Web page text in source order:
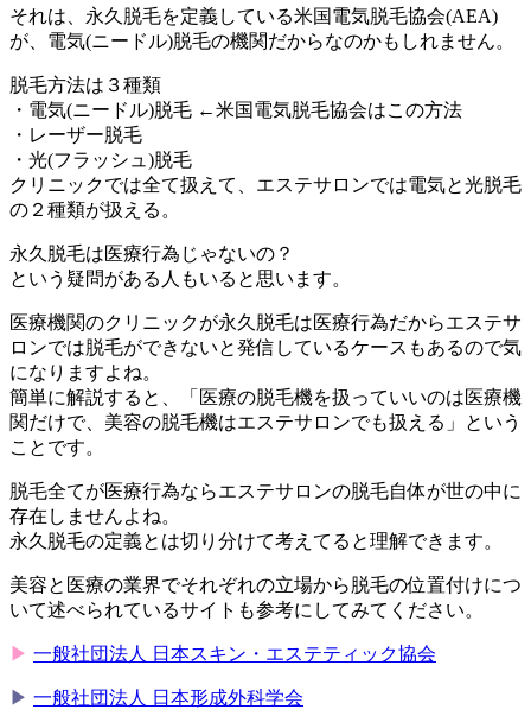
それは、永久脱毛を定義している米国電気脱毛協会(AEA)
が、電気(ニードル)脱毛の機関だからなのかもしれません。
脱毛方法は３種類
・電気(ニードル)脱毛 ←米国電気脱毛協会はこの方法
・レーザー脱毛
・光(フラッシュ)脱毛
クリニックでは全て扱えて、エステサロンでは電気と光脱毛
の２種類が扱える。
永久脱毛は医療行為じゃないの？
という疑問がある人もいると思います。
医療機関のクリニックが永久脱毛は医療行為だからエステサ
ロンでは脱毛ができないと発信しているケースもあるので気
になりますよね。
簡単に解説すると、「医療の脱毛機を扱っていいのは医療機
関だけで、美容の脱毛機はエステサロンでも扱える」という
ことです。
脱毛全てが医療行為ならエステサロンの脱毛自体が世の中に
存在しませんよね。
永久脱毛の定義とは切り分けて考えてると理解できます。
美容と医療の業界でそれぞれの立場から脱毛の位置付けにつ
いて述べられているサイトも参考にしてみてください。
▶︎ 一般社団法人 日本スキン・エステティック協会
▶︎ 一般社団法人 日本形成外科学会